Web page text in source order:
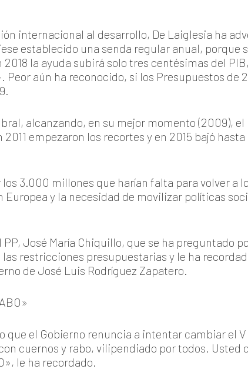
internacional al desarrollo, De Laiglesia ha
establecido una senda regular anual, porque
la ayuda subirá solo tres centésimas del
aún ha reconocido, si los Presupuestos de
alcanzando, en su mejor momento (2009),
empezaron los recortes y en 2015 bajó hasta
3.000 millones que harían falta para volver a
y la necesidad de movilizar políticas
José María Chiquillo, que se ha preguntado
restricciones presupuestarias y le ha
de José Luis Rodríguez Zapatero.
que el Gobierno renuncia a intentar cambiar el
cuernos y rabo, vilipendiado por todos. Usted
le ha recordado.